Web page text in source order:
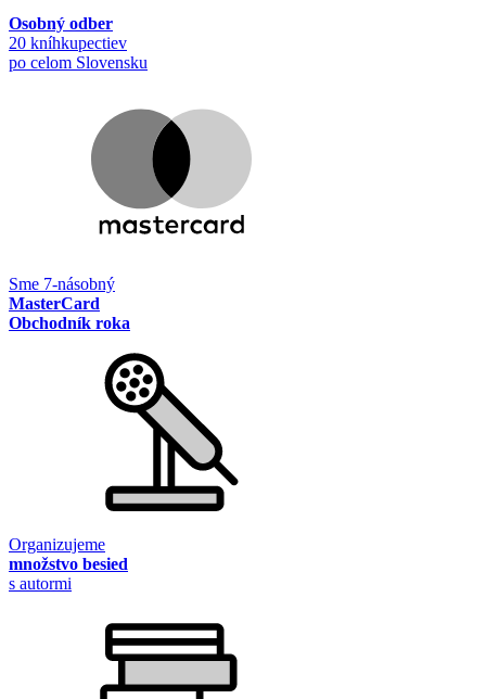
Osobný odber
20 kníhkupectiev
po celom Slovensku
Sme 7-násobný
MasterCard
Obchodník roka
Organizujeme
množstvo besied
s autormi